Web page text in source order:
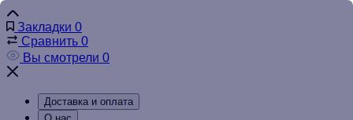
Закладки 0
Сравнить 0
Вы смотрели 0
Доставка и оплата